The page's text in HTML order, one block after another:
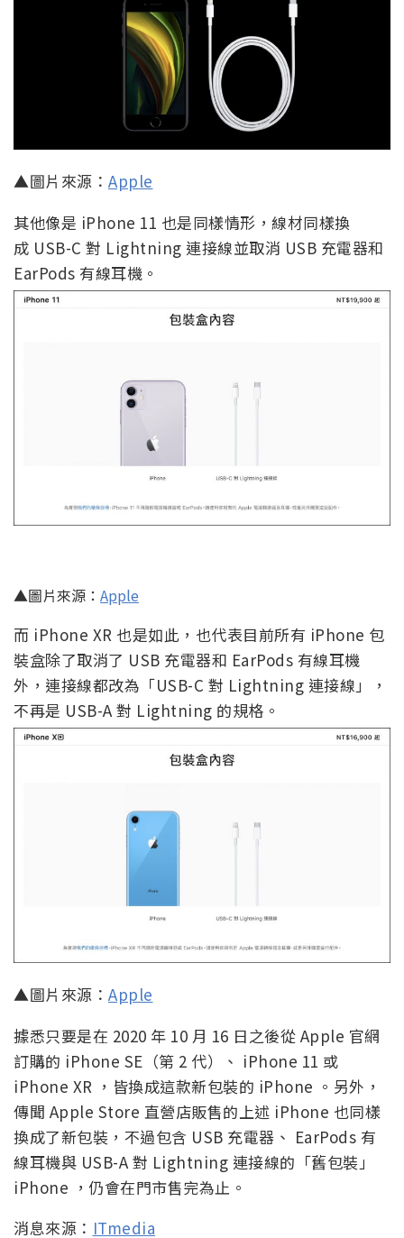
▲圖片來源： Apple
其他像是 iPhone 11 也是同樣情形，線材同樣換
成 USB-C 對 Lightning 連接線並取消 USB 充電器和
EarPods 有線耳機。
▲圖片來源： Apple
而 iPhone XR 也是如此，也代表目前所有 iPhone 包
裝盒除了取消了 USB 充電器和 EarPods 有線耳機
外，連接線都改為「USB-C 對 Lightning 連接線」，
不再是 USB-A 對 Lightning 的規格。
▲圖片來源： Apple
據悉只要是在 2020 年 10 月 16 日之後從 Apple 官網
訂購的 iPhone SE（第 2 代）、 iPhone 11 或
iPhone XR ，皆換成這款新包裝的 iPhone 。另外，
傳聞 Apple Store 直營店販售的上述 iPhone 也同樣
換成了新包裝，不過包含 USB 充電器、 EarPods 有
線耳機與 USB-A 對 Lightning 連接線的「舊包裝」
iPhone ，仍會在門市售完為止。
消息來源： ITmedia